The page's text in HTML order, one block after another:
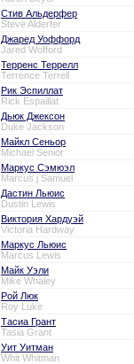
Стив Альдерфер
Steve Alderfer
Джаред Уоффорд
Jared Wofford
Терренс Террелл
Terrence Terrell
Рик Эспиллат
Rick Espaillat
Дьюк Джексон
Duke Jackson
Майкл Сеньор
Michael Senior
Маркус Сэмюэл
Marcus j Samuel
Дастин Льюис
Dustin Lewis
Виктория Хардуэй
Victoria Hardway
Маркус Льюис
Marcus Lewis
Майк Уэли
Mike Whaley
Рой Люк
Roy Luke
Тасиа Грант
Tasia Grant
Уит Уитман
Whit Whitman